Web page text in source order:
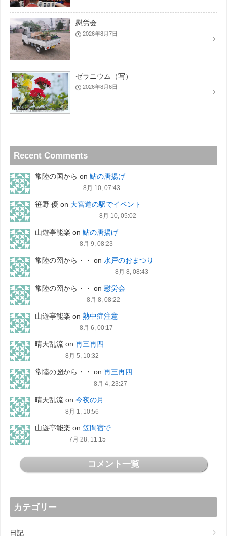
慰労会
2026年8月7日
ゼラニウム（写）
2026年8月6日
Recent Comments
常陸の国から on 鮎の唐揚げ
8月 10, 07:43
笹野 優on 大宮道の駅でイベント
8月 10, 05:02
山遊亭能楽 on 鮎の唐揚げ
8月 9, 08:23
常陸の圀から・・ on 水戸のおまつり
8月 8, 08:43
常陸の圀から・・ on 慰労会
8月 8, 08:22
山遊亭能楽 on 熱中症注意
8月 6, 00:17
晴天乱流on 再三再四
8月 5, 10:32
常陸の圀から・・ on 再三再四
8月 4, 23:27
晴天乱流on 今夜の月
8月 1, 10:56
山遊亭能楽 on 笠間宿で
7月 28, 11:15
コメント一覧
カテゴリー
日記